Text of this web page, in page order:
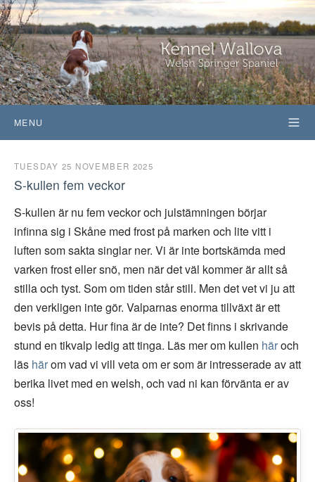
MENU
TUESDAY 25 NOVEMBER 2025
S-kullen fem veckor
S-kullen är nu fem veckor och julstämningen börjar
infinna sig i Skåne med frost på marken och lite vitt i
luften som sakta singlar ner. Vi är inte bortskämda med
varken frost eller snö, men när det väl kommer är allt så
stilla och tyst. Som om tiden står still. Men det vet vi ju att
den verkligen inte gör. Valparnas enorma tillväxt är ett
bevis på detta. Hur fina är de inte? Det finns i skrivande
stund en tikvalp ledig att tinga. Läs mer om kullen häroch
läs härom vad vi vill veta om er som är intresserade av att
berika livet med en welsh, och vad ni kan förvänta er av
oss!